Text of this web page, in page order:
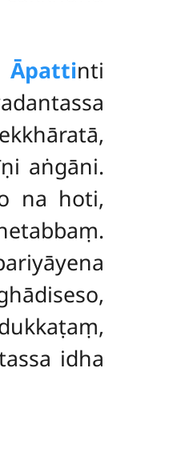
Āpattinti
aṅgāni.
na hoti,
idha